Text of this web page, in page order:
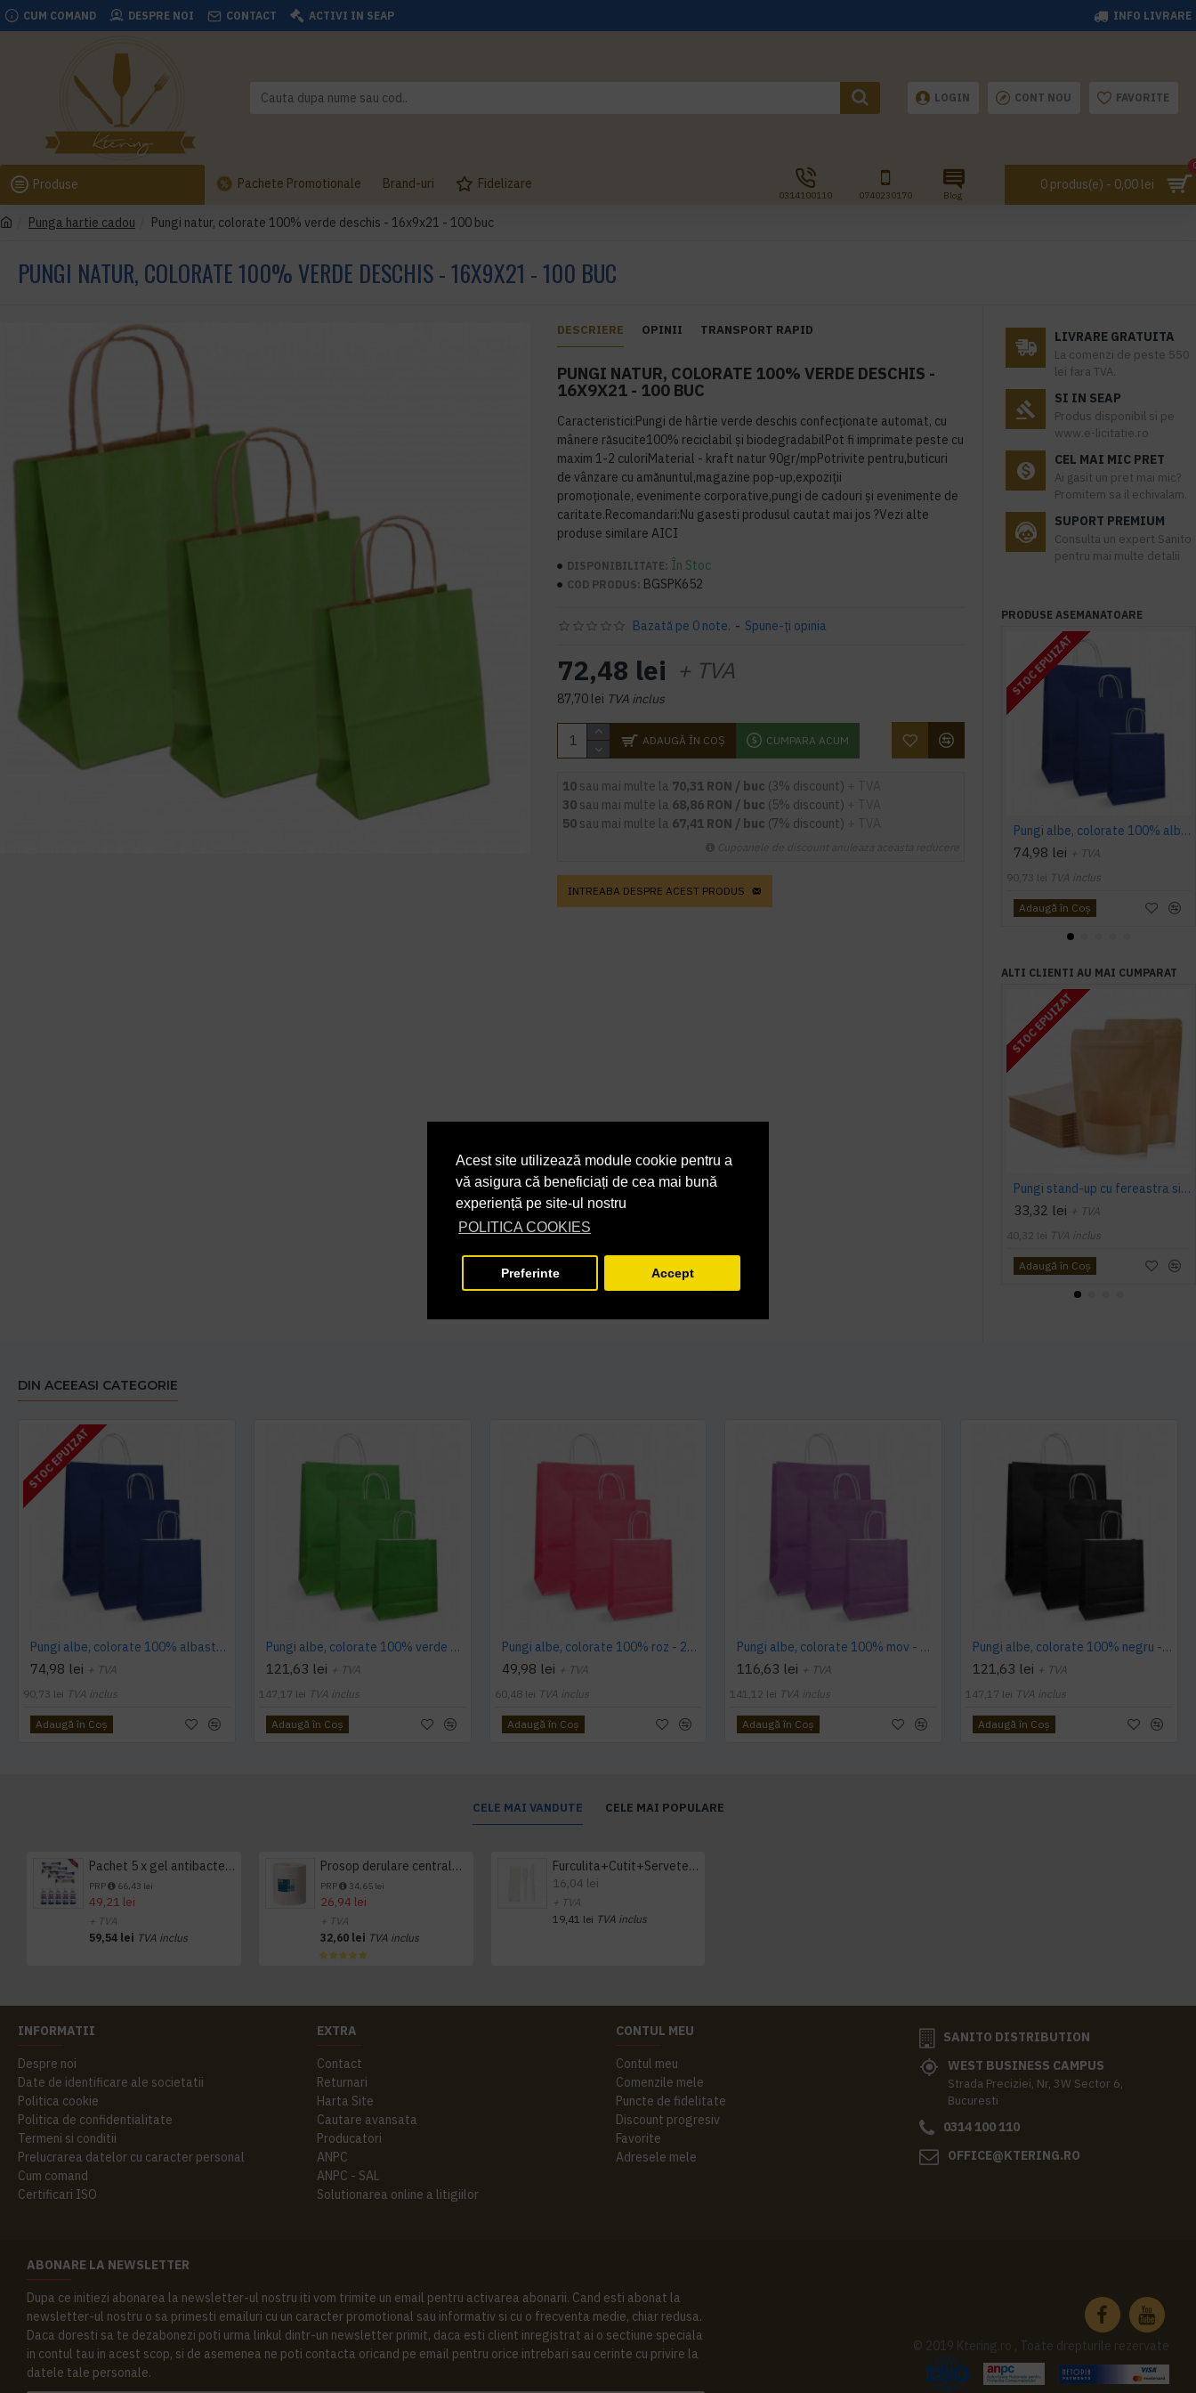
Acest site utilizează module cookie pentru a
vă asigura că beneficiați de cea mai bună
experiență pe site-ul nostru
POLITICA COOKIES
Preferinte Accept
CUM COMAND DESPRE NOI CONTACT ACTIVI IN SEAP INFO LIVRARE
LOGIN CONT NOU FAVORITE
Produse Pachete Promotionale Brand-uri Fidelizare
0314100110 0740230170 Blog
0 produs(e) - 0,00 lei
Punga hartie cadou Pungi natur, colorate 100% verde deschis - 16x9x21 - 100 buc
PUNGI NATUR, COLORATE 100% VERDE DESCHIS - 16X9X21 - 100 BUC
DESCRIERE OPINII TRANSPORT RAPID
PUNGI NATUR, COLORATE 100% VERDE DESCHIS -
16X9X21 - 100 BUC
Caracteristici:Pungi de hârtie verde deschis confecționate automat, cu
mânere răsucite100% reciclabil și biodegradabilPot fi imprimate peste cu
maxim 1-2 culoriMaterial - kraft natur 90gr/mpPotrivite pentru,buticuri
de vânzare cu amănuntul,magazine pop-up,expoziții
promoționale, evenimente corporative,pungi de cadouri și evenimente de
caritate.Recomandari:Nu gasesti produsul cautat mai jos ?Vezi alte
produse similare AICI
DISPONIBILITATE: În Stoc
COD PRODUS: BGSPK652
Bazată pe 0 note. - Spune-ţi opinia
72,48 lei + TVA
87,70 lei TVA inclus
ADAUGĂ ÎN COŞ CUMPARA ACUM
10 sau mai multe la 70,31 RON / buc (3% discount)
30 sau mai multe la 68,86 RON / buc (5% discount)
50 sau mai multe la 67,41 RON / buc (7% discount)
INTREABA DESPRE ACEST PRODUS
LIVRARE GRATUITA
La comenzi de peste 550
lei fara TVA.
SI IN SEAP
Produs disponibil si pe
www.e-licitatie.ro
CEL MAI MIC PRET
Ai gasit un pret mai mic?
Promitem sa il echivalam.
SUPORT PREMIUM
Consulta un expert Sanito
pentru mai multe detalii
PRODUSE ASEMANATOARE
STOC EPUIZAT
Pungi albe, colorate 100% albastru inchis - 16X9X21 - 100 buc
74,98 lei + TVA
90,73 lei TVA inclus
Adaugă în Coş
ALTI CLIENTI AU MAI CUMPARAT
STOC EPUIZAT
Pungi stand-up cu fereastra si fermoar NATUR - 11x18.50cm - 100 buc.
33,32 lei + TVA
40,32 lei TVA inclus
Adaugă în Coş
DIN ACEEASI CATEGORIE
STOC EPUIZAT
Pungi albe, colorate 100% albastru inchis - 16X9X21 - 100 buc
74,98 lei + TVA
90,73 lei TVA inclus
Adaugă în Coş
Pungi albe, colorate 100% verde deschis - 25X14X30 - 100 buc
121,63 lei + TVA
147,17 lei TVA inclus
Adaugă în Coş
Pungi albe, colorate 100% roz - 25X14X30 - 100 buc
49,98 lei + TVA
60,48 lei TVA inclus
Adaugă în Coş
Pungi albe, colorate 100% mov - 32X12X41 - 100 buc
116,63 lei + TVA
141,12 lei TVA inclus
Adaugă în Coş
Pungi albe, colorate 100% negru - 25X14X30 - 100 buc
121,63 lei + TVA
147,17 lei TVA inclus
Adaugă în Coş
CELE MAI VANDUTE CELE MAI POPULARE
Pachet 5 x gel antibacterian 50ml si 3 x Servetele antibacteriene 48 buc Hygienium
PRP 66,43 lei
49,21 lei
+ TVA
59,54 lei TVA inclus
Prosop derulare centrala 1 pliu, 300 m Tork
PRP 34,65 lei
26,94 lei
+ TVA
32,60 lei TVA inclus
Furculita+Cutit+Servetel 100buc/set
16,04 lei
+ TVA
19,41 lei TVA inclus
INFORMATII
Despre noi
Date de identificare ale societatii
Politica cookie
Politica de confidentialitate
Termeni si conditii
Prelucrarea datelor cu caracter personal
Cum comand
Certificari ISO
EXTRA
Contact
Returnari
Harta Site
Cautare avansata
Producatori
ANPC
ANPC - SAL
Solutionarea online a litigiilor
CONTUL MEU
Contul meu
Comenzile mele
Puncte de fidelitate
Discount progresiv
Favorite
Adresele mele
SANITO DISTRIBUTION
WEST BUSINESS CAMPUS
Strada Preciziei, Nr, 3W Sector 6,
Bucuresti
0314 100 110
OFFICE@KTERING.RO
ABONARE LA NEWSLETTER
Dupa ce initiezi abonarea la newsletter-ul nostru iti vom trimite un email pentru activarea abonarii. Cand esti abonat la
newsletter-ul nostru o sa primesti emailuri cu un caracter promotional sau informativ si cu o frecventa medie, chiar redusa.
Daca doresti sa te dezabonezi poti urma linkul dintr-un newsletter primit, daca esti client inregistrat ai o sectiune speciala
in contul tau in acest scop, si de asemenea ne poti contacta oricand pe email pentru orice intrebari sau cerinte cu privire la
datele tale personale.
© 2019 Ktering.ro , Toate drepturile rezervate